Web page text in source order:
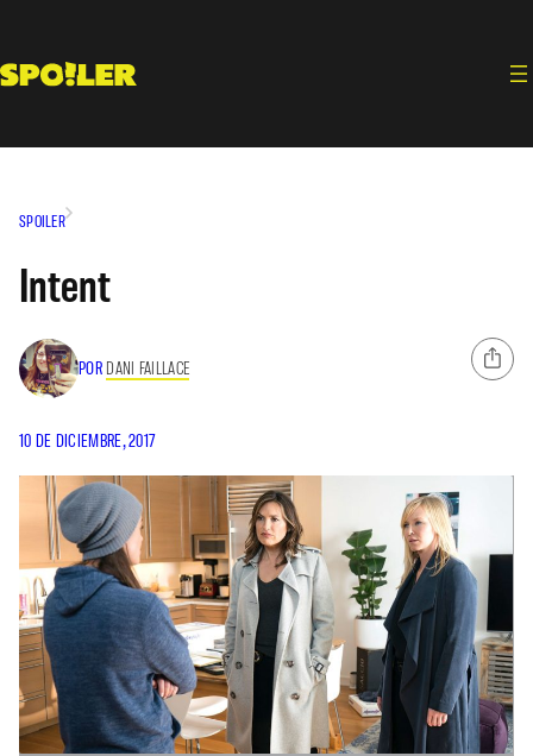
contenido
SPOILER
Intent
POR DANI FAILLACE
10 DE DICIEMBRE, 2017